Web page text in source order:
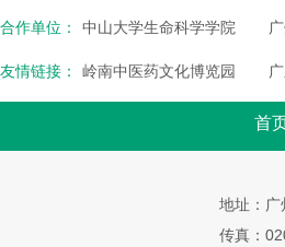
合作单位： 中山大学生命科学学院
友情链接： 岭南中医药文化博览园
首
地址：广
传真：